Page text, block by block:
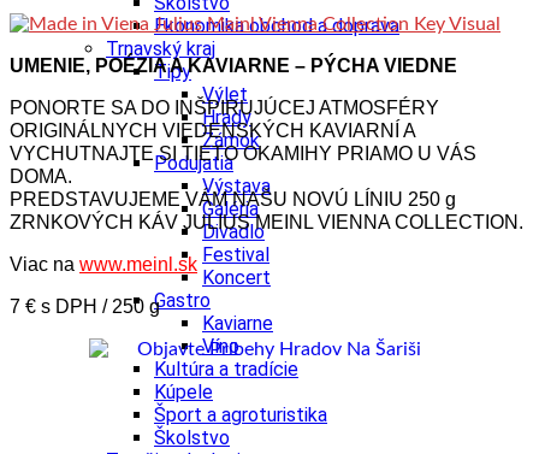
Ekonomika obchod a doprava
Trnavský kraj
Tipy
Výlet
Hrady
Zámok
Podujatia
Výstava
Galéria
Divadlo
Festival
Koncert
Gastro
Kaviarne
Víno
Kultúra a tradície
Kúpele
Šport a agroturistika
Školstvo
UMENIE, POÉZIA A KAVIARNE – PÝCHA VIEDNE
PONORTE SA DO INŠPIRUJÚCEJ ATMOSFÉRY
ORIGINÁLNYCH VIEDENSKÝCH KAVIARNÍ A
VYCHUTNAJTE SI TIETO OKAMIHY PRIAMO U VÁS
DOMA.
PREDSTAVUJEME VÁM NAŠU NOVÚ LÍNIU 250 g
ZRNKOVÝCH KÁV JULIUS MEINL VIENNA COLLECTION.
Viac na www.meinl.sk
7 € s DPH / 250 g